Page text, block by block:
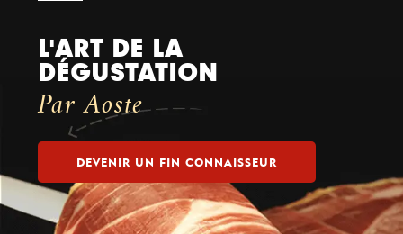
L'ART DE LA
DÉGUSTATION
Par Aoste
DEVENIR UN FIN CONNAISSEUR